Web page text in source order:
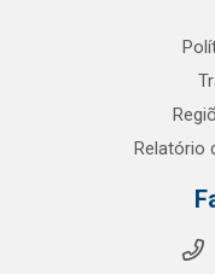
Relatório